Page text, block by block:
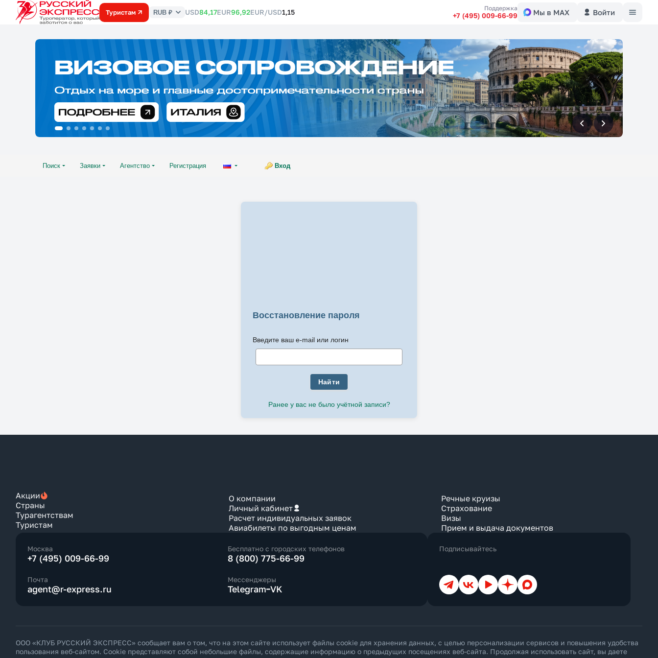
Туристам
Курс
RUB ₽ USD84,17EUR96,92EUR/USD1,15 Поддержка
+7 (495) 009-66-99 Мы в MAX Войти
впередвперед
Поиск Заявки Агентство Регистрация Вход
Восстановление пароля
Введите ваш e-mail или логин
Найти
Ранее у вас не было учётной записи?
Акции
Страны
Турагентствам
Туристам
О компании
Личный кабинет
Расчет индивидуальных заявок
Авиабилеты по выгодным ценам
Речные круизы
Страхование
Визы
Прием и выдача документов
Москва
+7 (495) 009-66-99
Бесплатно с городских телефонов
8 (800) 775-66-99
Почта
agent@r-express.ru
Мессенджеры
Telegram VK
Подписывайтесь
ТелеграмВКонтакте
YouTubeДзен Max
ООО «КЛУБ РУССКИЙ ЭКСПРЕСС» сообщает вам о том, что на этом сайте использует файлы cookie для хранения данных, с целью персонализации сервисов и повышения удобства
пользования веб-сайтом. Cookie представляют собой небольшие файлы, содержащие информацию о предыдущих посещениях веб-сайта. Продолжая использовать сайт, вы даете